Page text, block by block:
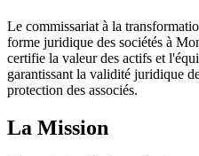
Le commissariat à la
forme juridique des sociétés à
certifie la valeur des actifs et
garantissant la validité juridique
protection des associés.
La Mission